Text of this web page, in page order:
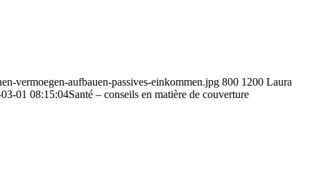
vermoegen-aufbauen-passives-einkommen.jpg 800 1200 Laura
01 08:15:04Santé – conseils en matière de couverture